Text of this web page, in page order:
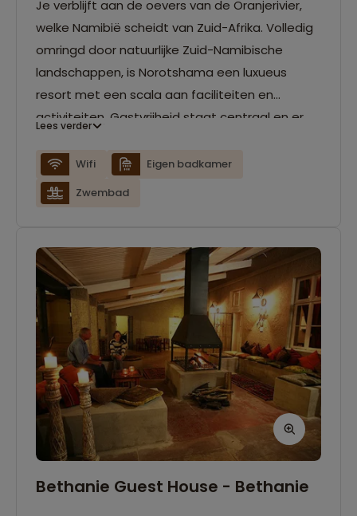
Je verblijft aan de oevers van de Oranjerivier,
welke Namibië scheidt van Zuid-Afrika. Volledig
omringd door natuurlijke Zuid-Namibische
landschappen, is Norotshama een luxueus
resort met een scala aan faciliteiten en
activiteiten. Gastvrijheid staat centraal en er
luxe ingerichte chalets beschikken over
airco, eigen badkamer en kijken uit op het
water.
Lees verder
Wifi
Eigen badkamer
Zwembad
Bethanie Guest House - Bethanie